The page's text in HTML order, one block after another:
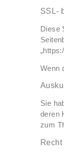
SSL-
Diese
Wenn
Sie
deren
zum